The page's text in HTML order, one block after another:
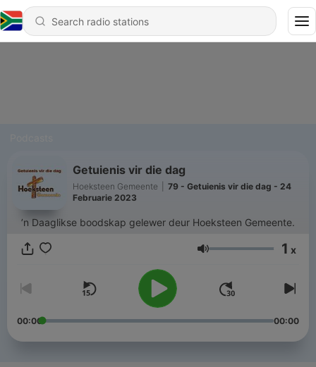
Getuienis vir die dag
Hoeksteen Gemeente
79 - Getuienis vir die dag - 24
Februarie 2023
’n Daaglikse boodskap gelewer deur Hoeksteen Gemeente.
Volume 1 x
00:00 00:00